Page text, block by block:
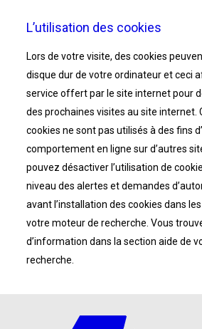
L’utilisation des cookies
Lors de votre visite, des cookies
disque dur de votre ordinateur et ceci
service offert par le site internet pour
des prochaines visites au site internet.
cookies ne sont pas utilisés à des fins
comportement en ligne sur d’autres
pouvez désactiver l’utilisation de
niveau des alertes et demandes
avant l’installation des cookies dans
votre moteur de recherche. Vous
d’information dans la section aide de
recherche.